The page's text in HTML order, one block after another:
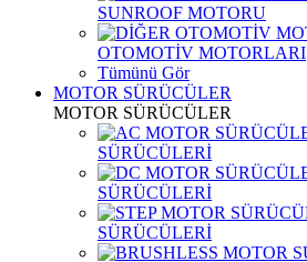
SUNROOF MOTORU
OTOMOTİV MOTORLARI
Tümünü Gör
MOTOR SÜRÜCÜLER
MOTOR SÜRÜCÜLER
SÜRÜCÜLERİ
SÜRÜCÜLERİ
SÜRÜCÜLERİ